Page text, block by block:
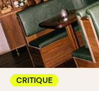
CRITIQUE